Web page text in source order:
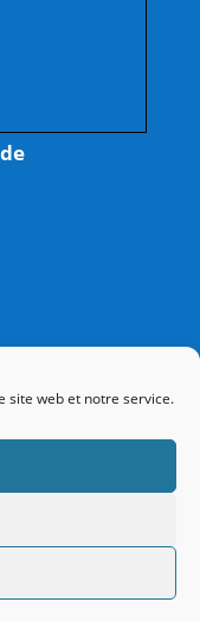
site web et notre service.